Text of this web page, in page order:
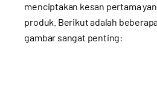
menciptakan kesan pertama
produk. Berikut adalah
gambar sangat penting: